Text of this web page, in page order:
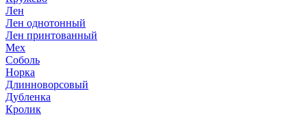
Лен
Лен однотонный
Лен принтованный
Мех
Соболь
Норка
Длинноворсовый
Дубленка
Кролик